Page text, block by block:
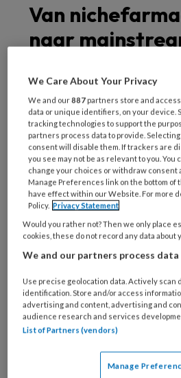
Van
naar
Peptiden waren lange tijd
onderwerp binnen
farmacologie en
medische wereld kende
termen zoals GLP-1
groeihormoonstimulerende
regeneratieve peptides. Dat
toen afslankmedicatie zoals
wereldwijd doorbrak en
longevity, biohacking en
menselijk lichaam”.
Sindsdien worden peptiden
gepresenteerd als de
We Care About Your Privacy
We and our887 partners store and
data or unique identifiers, on your device.
tracking technologies to support the
partners process data to provide.
consent will disable them. If trackers are
you see may not be as relevant to you.
change your choices or withdraw consent
Manage Preferences link on the bottom of
have effect within our Website. For more
Policy. Privacy Statement
Would you rather not? Then we only place
cookies, these do not record any data about
We and our partners process
Use precise geolocation data. Actively
identification. Store and/or access
advertising and content, advertising and
audience research and services
List of Partners (vendors)
Manage